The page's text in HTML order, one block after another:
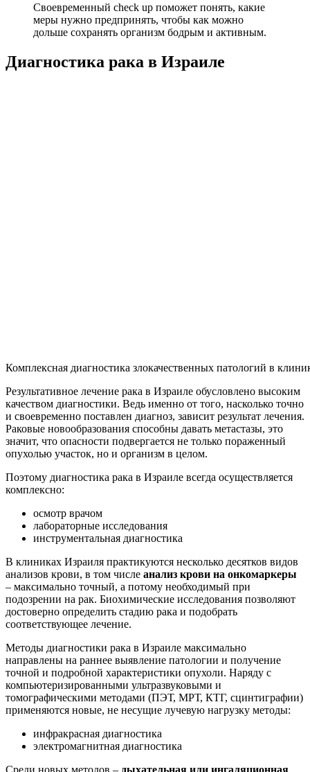
Своевременный check up поможет понять, какие
меры нужно предпринять, чтобы как можно
дольше сохранять организм бодрым и активным.
Диагностика рака в Израиле
Комплексная диагностика злокачественных патологий в
Результативное лечение рака в Израиле обусловлено высоким
качеством диагностики. Ведь именно от того, насколько точно
и своевременно поставлен диагноз, зависит результат лечения.
Раковые новообразования способны давать метастазы, это
значит, что опасности подвергается не только пораженный
опухолью участок, но и организм в целом.
Поэтому диагностика рака в Израиле всегда осуществляется
комплексно:
осмотр врачом
лабораторные исследования
инструментальная диагностика
В клиниках Израиля практикуются несколько десятков видов
анализов крови, в том числе анализ крови на онкомаркеры
– максимально точный, а потому необходимый при
подозрении на рак. Биохимические исследования позволяют
достоверно определить стадию рака и подобрать
соответствующее лечение.
Методы диагностики рака в Израиле максимально
направлены на раннее выявление патологии и получение
точной и подробной характеристики опухоли. Наряду с
компьютеризированными ультразвуковыми и
томографическими методами (ПЭТ, МРТ, КТГ, сцинтиграфии)
применяются новые, не несущие лучевую нагрузку методы:
инфракрасная диагностика
электромагнитная диагностика